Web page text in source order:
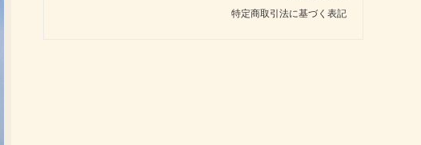
特定商取引法に基づく表記